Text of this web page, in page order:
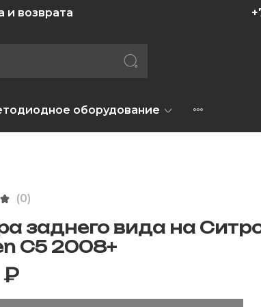
и возврата
оборудование
(0)
заднего вида на
C5 2008+
₽